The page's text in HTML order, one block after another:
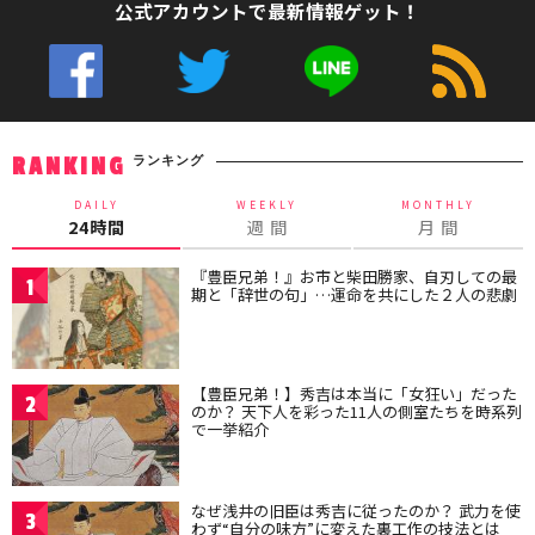
公式アカウントで最新情報ゲット！
RANKING ランキング
DAILY
24時間
WEEKLY
週 間
MONTHLY
月 間
1 『豊臣兄弟！』お市と柴田勝家、自刃しての最
期と「辞世の句」…運命を共にした２人の悲劇
2 【豊臣兄弟！】秀吉は本当に「女狂い」だった
のか？ 天下人を彩った11人の側室たちを時系列
で一挙紹介
3 なぜ浅井の旧臣は秀吉に従ったのか？ 武力を使
わず“自分の味方”に変えた裏工作の技法とは